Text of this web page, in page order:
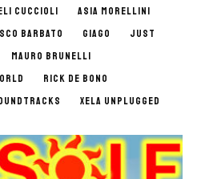
CUCCIOLI
ASIA MORELLINI
BARBATO GIAGO
JUST
MAURO BRUNELLI
RICK DE BONO
XELA UNPLUGGED